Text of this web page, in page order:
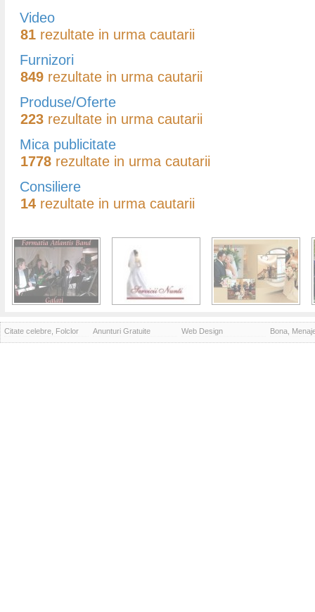
Video
81 rezultate in urma cautarii
Furnizori
849 rezultate in urma cautarii
Produse/Oferte
223 rezultate in urma cautarii
Mica publicitate
1778 rezultate in urma cautarii
Consiliere
14 rezultate in urma cautarii
Citate celebre, Folclor Anunturi Gratuite Web Design Bona,